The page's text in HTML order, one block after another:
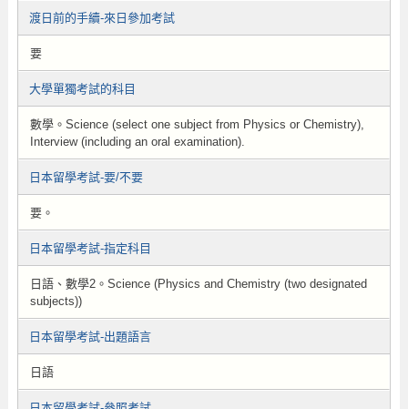
渡日前的手續-來日參加考試
要
大學單獨考試的科目
數學。Science (select one subject from Physics or Chemistry),
Interview (including an oral examination).
日本留學考試-要/不要
要。
日本留學考試-指定科目
日語、數學2。Science (Physics and Chemistry (two designated
subjects))
日本留學考試-出題語言
日語